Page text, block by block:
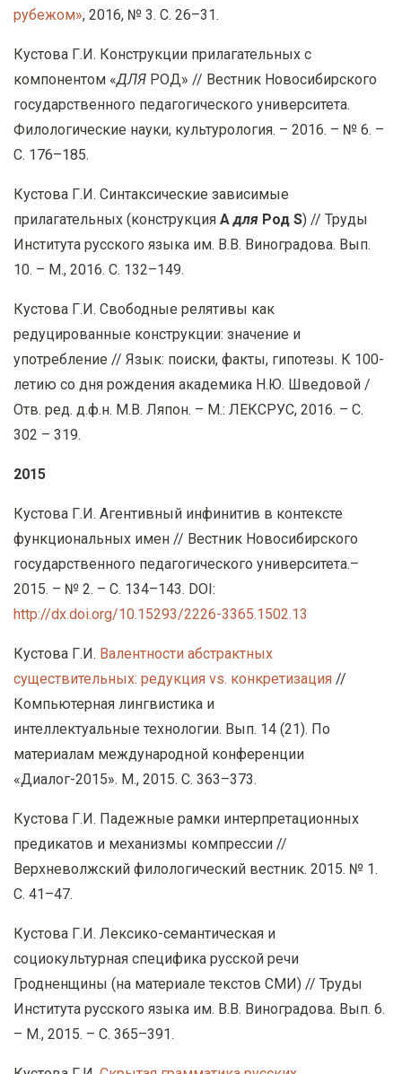
рубежом», 2016, № 3. С. 26–31.
Кустова Г.И. Конструкции прилагательных с
компонентом «ДЛЯ РОД» // Вестник Новосибирского
государственного педагогического университета.
Филологические науки, культурология. – 2016. – № 6. –
С. 176–185.
Кустова Г.И. Синтаксические зависимые
прилагательных (конструкция Aдля Род S) // Труды
Института русского языка им. В.В. Виноградова. Вып.
10. – М., 2016. С. 132–149.
Кустова Г.И. Свободные релятивы как
редуцированные конструкции: значение и
употребление // Язык: поиски, факты, гипотезы. К 100-
летию со дня рождения академика Н.Ю. Шведовой /
Отв. ред. д.ф.н. М.В. Ляпон. – М.: ЛЕКСРУС, 2016. – С.
302 – 319.
2015
Кустова Г.И. Агентивный инфинитив в контексте
функциональных имен // Вестник Новосибирского
государственного педагогического университета.–
2015. – № 2. – С. 134–143. DOI:
http://dx.doi.org/10.15293/2226-3365.1502.13
Кустова Г.И. Валентности абстрактных
существительных: редукция vs. конкретизация //
Компьютерная лингвистика и
интеллектуальные технологии. Вып. 14 (21). По
материалам международной конференции
«Диалог-2015». М., 2015. С. 363–373.
Кустова Г.И. Падежные рамки интерпретационных
предикатов и механизмы компрессии //
Верхневолжский филологический вестник. 2015. № 1.
С. 41–47.
Кустова Г.И. Лексико-семантическая и
социокультурная специфика русской речи
Гродненщины (на материале текстов СМИ) // Труды
Института русского языка им. В.В. Виноградова. Вып. 6.
– М., 2015. – С. 365–391.